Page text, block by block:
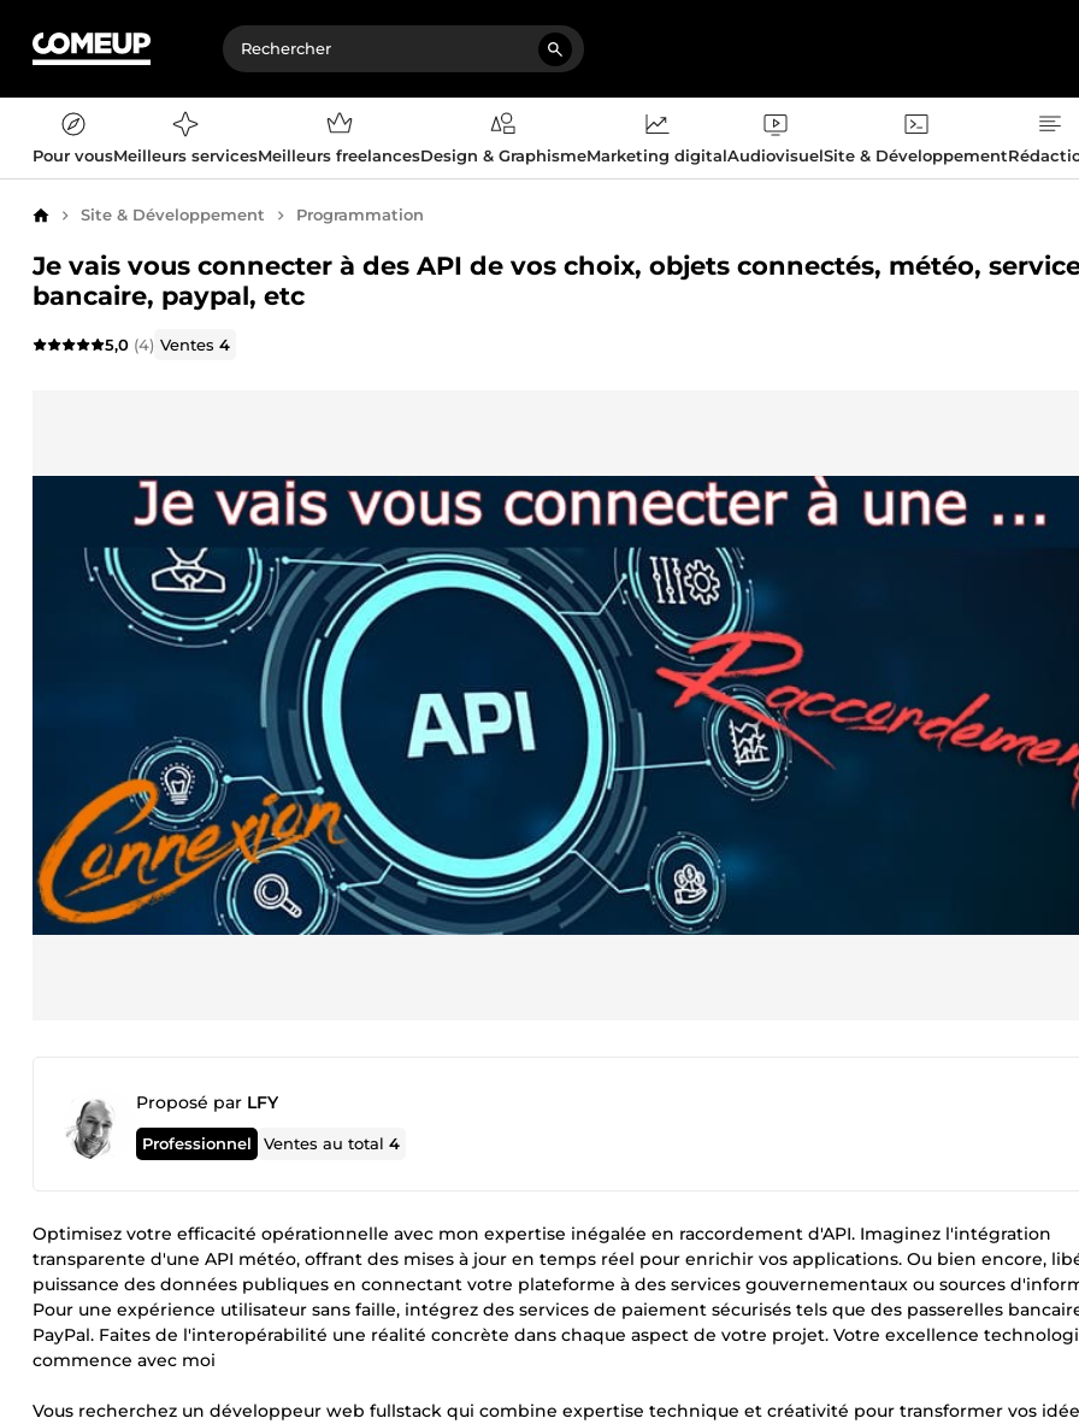
Pour vousMeilleurs servicesMeilleurs freelancesDesign & GraphismeMarketing digitalAudiovisuelSite & Développement
AccueilSite & Développement Programmation
Je vais vous connecter à des API de vos choix, objets connectés, météo,
bancaire, paypal, etc
5,0 (4) Ventes4
Proposé par LFY
Professionnel Ventes au total4
Optimisez votre efficacité opérationnelle avec mon expertise inégalée en raccordement d'API. Imaginez l'intégration
transparente d'une API météo, offrant des mises à jour en temps réel pour enrichir vos applications. Ou bien encore,
puissance des données publiques en connectant votre plateforme à des services gouvernementaux ou sources
Pour une expérience utilisateur sans faille, intégrez des services de paiement sécurisés tels que des passerelles
PayPal. Faites de l'interopérabilité une réalité concrète dans chaque aspect de votre projet. Votre excellence
commence avec moi
Vous recherchez un développeur web fullstack qui combine expertise technique et créativité pour transformer vos